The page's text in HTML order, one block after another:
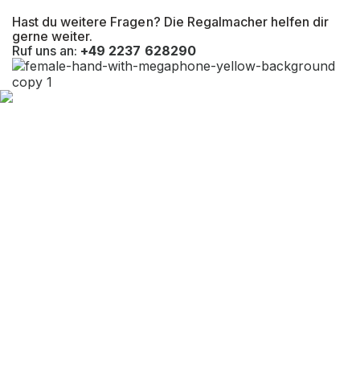
Hast du weitere Fragen? Die Regalmacher helfen dir
gerne weiter.
Ruf uns an: +49 2237 628290